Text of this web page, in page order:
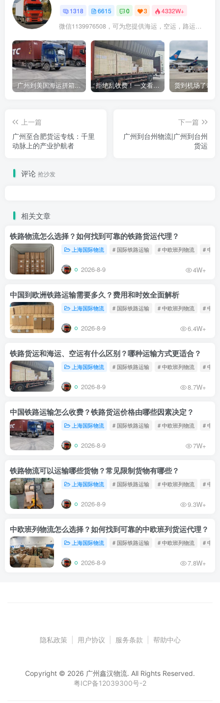
1318 6615 0 3 4332W+
微信1139976508，可为您提供海运，空运，路运，铁路运输
广州到美国海运拼箱多少钱？2024年最新运费构成+隐藏费用避坑指南 拒绝乱收费！一文看懂中国货代计费套路，教你避开所有隐形坑
上一篇
广州至合肥货运专线：千里
动脉上的产业护航者
下一篇
广州到台州物流|广州到台州
货运
评论 抢沙发
相关文章
铁路物流怎么选择？如何找到可靠的铁路货运代理？
上海国际物流 # 国际铁路运输 # 中欧班列物流 # 中欧
2026-8-9 4W+
中国到欧洲铁路运输需要多久？费用和时效全面解析
上海国际物流 # 国际铁路运输 # 中欧班列物流 # 中欧
2026-8-9 6.4W+
铁路货运和海运、空运有什么区别？哪种运输方式更适合？
上海国际物流 # 国际铁路运输 # 中欧班列物流 # 中欧
2026-8-9 8.7W+
中国铁路运输怎么收费？铁路货运价格由哪些因素决定？
上海国际物流 # 国际铁路运输 # 中欧班列物流 # 中欧
2026-8-9 7W+
铁路物流可以运输哪些货物？常见限制货物有哪些？
上海国际物流 # 国际铁路运输 # 中欧班列物流 # 中欧
2026-8-9 9.3W+
中欧班列物流怎么选择？如何找到可靠的中欧班列货运代理？
上海国际物流 # 国际铁路运输 # 中欧班列物流 # 中欧
2026-8-9 7.8W+
隐私政策 用户协议 服务条款 帮助中心
Copyright © 2026 广州鑫汉物流. All Rights Reserved.
粤ICP备12039300号-2